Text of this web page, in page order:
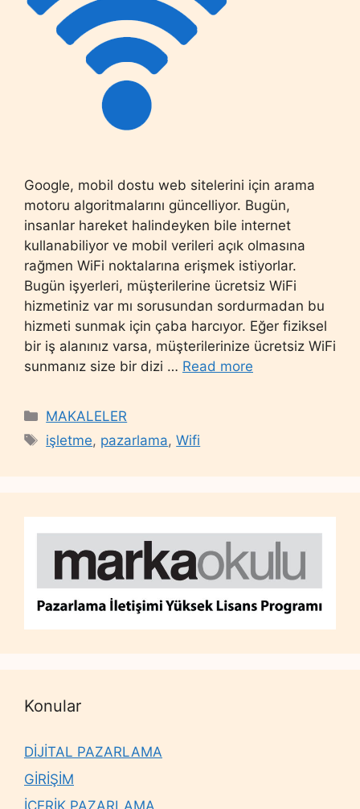
Google, mobil dostu web sitelerini için arama
motoru algoritmalarını güncelliyor. Bugün,
insanlar hareket halindeyken bile internet
kullanabiliyor ve mobil verileri açık olmasına
rağmen WiFi noktalarına erişmek istiyorlar.
Bugün işyerleri, müşterilerine ücretsiz WiFi
hizmetiniz var mı sorusundan sordurmadan bu
hizmeti sunmak için çaba harcıyor. Eğer fiziksel
bir iş alanınız varsa, müşterilerinize ücretsiz WiFi
sunmanız size bir dizi … Read more
Categories
MAKALELER
Tags
işletme, pazarlama,Wifi
Konular
DİJİTAL PAZARLAMA
GİRİŞİM